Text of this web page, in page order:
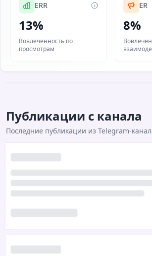
ERR
13%
Вовлеченность по
просмотрам
ER
8%
Публикации с канала
Последние публикации из Telegram-